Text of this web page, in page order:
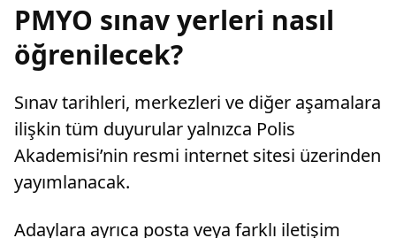
PMYO sınav yerleri nasıl
öğrenilecek?
Sınav tarihleri, merkezleri ve diğer aşamalara
ilişkin tüm duyurular yalnızca Polis
Akademisi’nin resmi internet sitesi üzerinden
yayımlanacak.
Adaylara ayrıca posta veya farklı iletişim